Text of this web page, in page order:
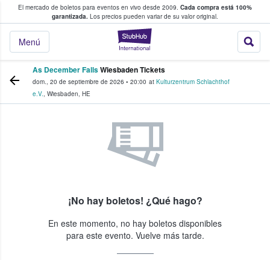
El mercado de boletos para eventos en vivo desde 2009. Cada compra está 100%
garantizada. Los precios pueden variar de su valor original.
StubHub: donde
Menú
fans compran y venden boletos
As December FallsWiesbaden Tickets
dom., 20 de septiembre de 2026 • 20:00 at Kulturzentrum Schlachthof
e.V., Wiesbaden, HE
¡No hay boletos! ¿Qué hago?
En este momento, no hay boletos disponibles
para este evento. Vuelve más tarde.